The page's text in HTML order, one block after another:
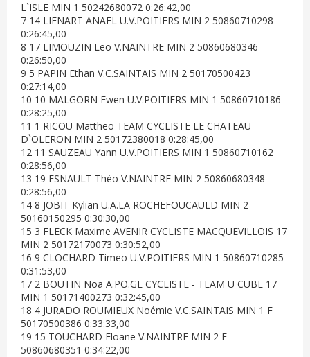
L`ISLE MIN 1 50242680072 0:26:42,00
7 14 LIENART ANAEL U.V.POITIERS MIN 2 50860710298
0:26:45,00
8 17 LIMOUZIN Leo V.NAINTRE MIN 2 50860680346
0:26:50,00
9 5 PAPIN Ethan V.C.SAINTAIS MIN 2 50170500423
0:27:14,00
10 10 MALGORN Ewen U.V.POITIERS MIN 1 50860710186
0:28:25,00
11 1 RICOU Mattheo TEAM CYCLISTE LE CHATEAU
D`OLERON MIN 2 50172380018 0:28:45,00
12 11 SAUZEAU Yann U.V.POITIERS MIN 1 50860710162
0:28:56,00
13 19 ESNAULT Théo V.NAINTRE MIN 2 50860680348
0:28:56,00
14 8 JOBIT Kylian U.A.LA ROCHEFOUCAULD MIN 2
50160150295 0:30:30,00
15 3 FLECK Maxime AVENIR CYCLISTE MACQUEVILLOIS 17
MIN 2 50172170073 0:30:52,00
16 9 CLOCHARD Timeo U.V.POITIERS MIN 1 50860710285
0:31:53,00
17 2 BOUTIN Noa A.PO.GE CYCLISTE - TEAM U CUBE 17
MIN 1 50171400273 0:32:45,00
18 4 JURADO ROUMIEUX Noémie V.C.SAINTAIS MIN 1 F
50170500386 0:33:33,00
19 15 TOUCHARD Eloane V.NAINTRE MIN 2 F
50860680351 0:34:22,00